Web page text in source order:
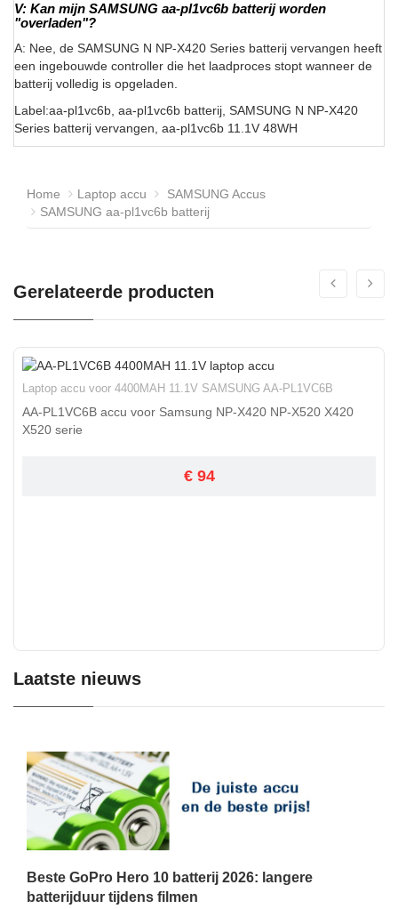
V: Kan mijn SAMSUNG aa-pl1vc6b batterij worden
"overladen"?
A: Nee, de SAMSUNG N NP-X420 Series batterij vervangen heeft
een ingebouwde controller die het laadproces stopt wanneer de
batterij volledig is opgeladen.
Label:aa-pl1vc6b, aa-pl1vc6b batterij, SAMSUNG N NP-X420
Series batterij vervangen, aa-pl1vc6b 11.1V 48WH
Home Laptop accu
SAMSUNG Accus
SAMSUNG aa-pl1vc6b batterij
Gerelateerde producten
Laptop accu voor 4400MAH 11.1V SAMSUNG AA-PL1VC6B
AA-PL1VC6B accu voor Samsung NP-X420 NP-X520 X420
X520 serie
€ 94
Laatste nieuws
Beste GoPro Hero 10 batterij 2026: langere
batterijduur tijdens filmen